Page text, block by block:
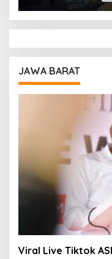
JAWA BARAT
Viral Live Tiktok